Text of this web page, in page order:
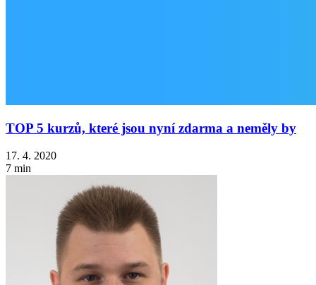
TOP 5 kurzů, které jsou nyní zdarma a neměly by
17. 4. 2020
7 min